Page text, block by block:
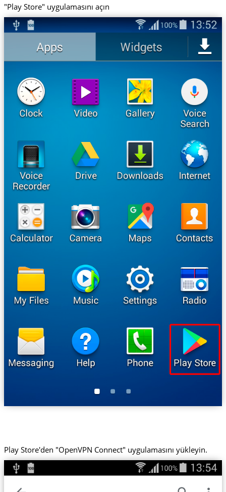
"Play Store" uygulamasını açın
Play Store'den "OpenVPN Connect" uygulamasını yükleyin.